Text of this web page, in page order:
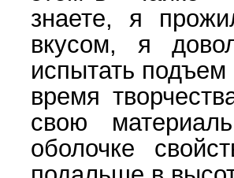
знаете, я
вкусом, я
испытать
время
свою
оболочке